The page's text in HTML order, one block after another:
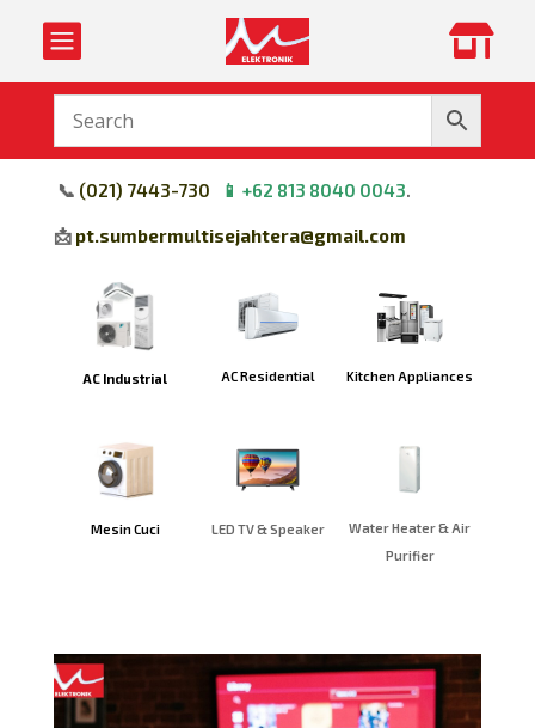
 
📞 (021) 7443-730 📱 +62 813 8040 0043.
📩 pt.sumbermultisejahtera@gmail.com
AC Industrial AC Residential Kitchen Appliances
Mesin Cuci LED TV & Speaker
Water Heater & Air
Purifier